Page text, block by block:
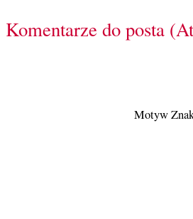
Komentarze do posta
Motyw